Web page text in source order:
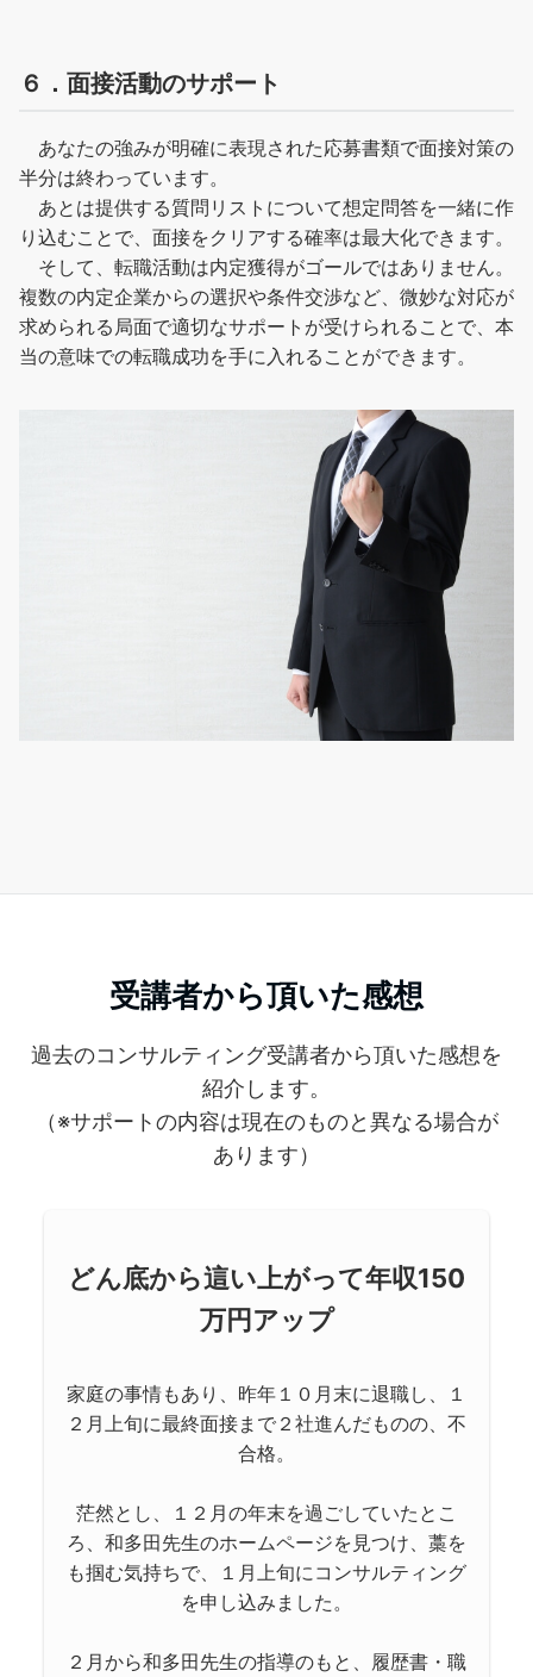
６．面接活動のサポート
あなたの強みが明確に表現された応募書類で面接対策の
半分は終わっています。
あとは提供する質問リストについて想定問答を一緒に作
り込むことで、面接をクリアする確率は最大化できます。
そして、転職活動は内定獲得がゴールではありません。
複数の内定企業からの選択や条件交渉など、微妙な対応が
求められる局面で適切なサポートが受けられることで、本
当の意味での転職成功を手に入れることができます。
受講者から頂いた感想
過去のコンサルティング受講者から頂いた感想を
紹介します。
（※サポートの内容は現在のものと異なる場合が
あります）
どん底から這い上がって年収150
万円アップ
家庭の事情もあり、昨年１０月末に退職し、１
２月上旬に最終面接まで２社進んだものの、不
合格。
茫然とし、１２月の年末を過ごしていたとこ
ろ、和多田先生のホームページを見つけ、藁を
も掴む気持ちで、１月上旬にコンサルティング
を申し込みました。
２月から和多田先生の指導のもと、履歴書・職